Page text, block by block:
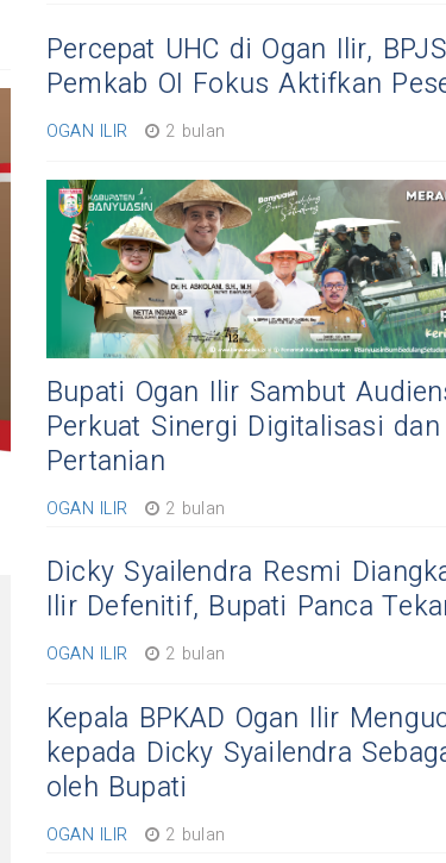
Percepat UHC di Ogan Ilir,
Pemkab OI Fokus Aktifkan
OGAN ILIR 2 bulan
Bupati Ogan Ilir Sambut
Perkuat Sinergi Digitalisasi
Pertanian
OGAN ILIR 2 bulan
Dicky Syailendra Resmi
Ilir Defenitif, Bupati Panca
OGAN ILIR 2 bulan
Kepala BPKAD Ogan Ilir
kepada Dicky Syailendra
oleh Bupati
OGAN ILIR 2 bulan